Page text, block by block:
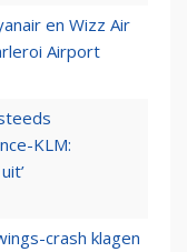
en Wizz Air
Airport
KLM:
crash klagen